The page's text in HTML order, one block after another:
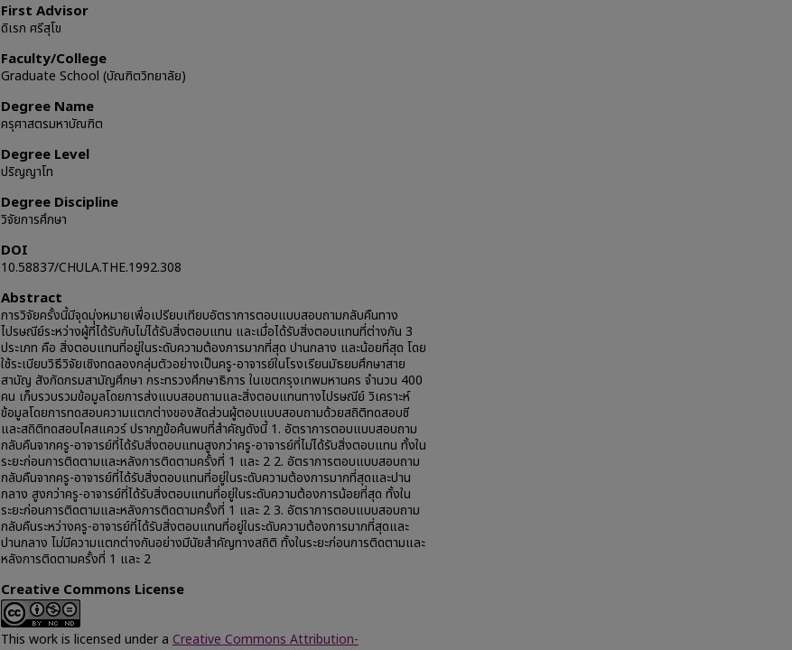
First Advisor
ดิเรก ศรีสุโข
Faculty/College
Graduate School (บัณฑิตวิทยาลัย)
Degree Name
ครุศาสตรมหาบัณฑิต
Degree Level
ปริญญาโท
Degree Discipline
วิจัยการศึกษา
DOI
10.58837/CHULA.THE.1992.308
Abstract
การวิจัยครั้งนี้มีจุดมุ่งหมายเพื่อเปรียบเทียบอัตราการตอบแบบสอบถามกลับคืนทาง
ไปรษณีย์ระหว่างผู้ที่ได้รับกับไม่ได้รับสิ่งตอบแทน และเมื่อได้รับสิ่งตอบแทนที่ต่างกัน 3
ประเภท คือ สิ่งตอบแทนที่อยู่ในระดับความต้องการมากที่สุด ปานกลาง และน้อยที่สุด โดย
ใช้ระเบียบวิธีวิจัยเชิงทดลองกลุ่มตัวอย่างเป็นครู-อาจารย์ในโรงเรียนมัธยมศึกษาสาย
สามัญ สังกัดกรมสามัญศึกษา กระทรวงศึกษาธิการ ในเขตกรุงเทพมหานคร จำนวน 400
คน เก็บรวบรวมข้อมูลโดยการส่งแบบสอบถามและสิ่งตอบแทนทางไปรษณีย์ วิเคราะห์
ข้อมูลโดยการทดสอบความแตกต่างของสัดส่วนผู้ตอบแบบสอบถามด้วยสถิติทดสอบซี
และสถิติทดสอบไคสแควร์ ปรากฏข้อค้นพบที่สำคัญดังนี้ 1. อัตราการตอบแบบสอบถาม
กลับคืนจากครู-อาจารย์ที่ได้รับสิ่งตอบแทนสูงกว่าครู-อาจารย์ที่ไม่ได้รับสิ่งตอบแทน ทั้งใน
ระยะก่อนการติดตามและหลังการติดตามครั้งที่ 1 และ 2 2. อัตราการตอบแบบสอบถาม
กลับคืนจากครู-อาจารย์ที่ได้รับสิ่งตอบแทนที่อยู่ในระดับความต้องการมากที่สุดและปาน
กลาง สูงกว่าครู-อาจารย์ที่ได้รับสิ่งตอบแทนที่อยู่ในระดับความต้องการน้อยที่สุด ทั้งใน
ระยะก่อนการติดตามและหลังการติดตามครั้งที่ 1 และ 2 3. อัตราการตอบแบบสอบถาม
กลับคืนระหว่างครู-อาจารย์ที่ได้รับสิ่งตอบแทนที่อยู่ในระดับความต้องการมากที่สุดและ
ปานกลาง ไม่มีความแตกต่างกันอย่างมีนัยสำคัญทางสถิติ ทั้งในระยะก่อนการติดตามและ
หลังการติดตามครั้งที่ 1 และ 2
Creative Commons License
This work is licensed under a Creative Commons Attribution-